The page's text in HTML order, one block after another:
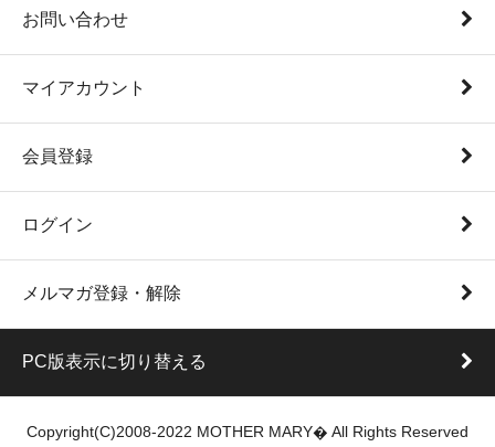
お問い合わせ
マイアカウント
会員登録
ログイン
メルマガ登録・解除
PC版表示に切り替える
Copyright(C)2008-2022 MOTHER MARY� All Rights Reserved